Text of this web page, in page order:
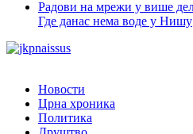
Где данас нема воде у Нишу
Новости
Црна хроника
Политика